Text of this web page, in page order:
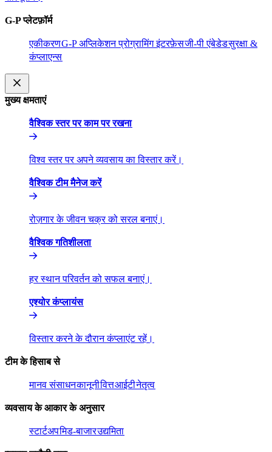
G-P प्लेटफ़ॉर्म​​
एकीकरण​​G-P अप्लिकेशन प्रोग्रामिंग इंटरफ़ेस​​जी-पी एंबेडेड​​सुरक्षा &
कंप्लाएन्स​​
मुख्य क्षमताएं​​
वैश्विक स्तर पर काम पर रखना​​
विश्व स्तर पर अपने व्यवसाय का विस्तार करें।​​
वैश्विक टीम मैनेज करें​​
रोज़गार के जीवन चक्र को सरल बनाएं।​​
वैश्विक गतिशीलता​​
हर स्थान परिवर्तन को सफल बनाएं।​​
एश्योर कंप्लायंस​​
विस्तार करने के दौरान कंप्लाएंट रहें।​​
टीम के हिसाब से​​
मानव संसाधन​​कानूनी​​वित्त​​आईटी​​नेतृत्व​​
व्यवसाय के आकार के अनुसार​​
स्टार्टअप​​मिड-बाजार​​उद्यमिता​​